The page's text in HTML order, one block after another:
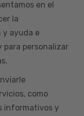
en el
la
y ayuda e
para personalizar
como
informativos y